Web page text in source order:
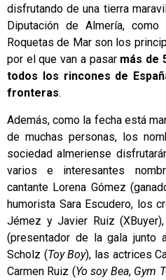
disfrutando de una tierra
Diputación de Almería,
Roquetas de Mar son los
por el que van a pasar más de
todos los rincones de
fronteras.
Además, como la fecha está
de muchas personas, los
sociedad almeriense
varios e interesantes
cantante Lorena Gómez
humorista Sara Escudero, los
Jémez y Javier Ruiz
(presentador de la gala junto
Scholz (Toy Boy), las actrices
Carmen Ruiz (Yo soy Bea, Gym